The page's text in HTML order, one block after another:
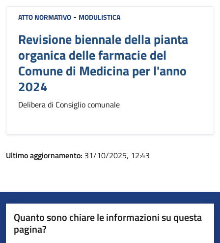
ATTO NORMATIVO - MODULISTICA
Revisione biennale della pianta
organica delle farmacie del
Comune di Medicina per l'anno
2024
Delibera di Consiglio comunale
Ultimo aggiornamento: 31/10/2025, 12:43
Quanto sono chiare le informazioni su questa
pagina?